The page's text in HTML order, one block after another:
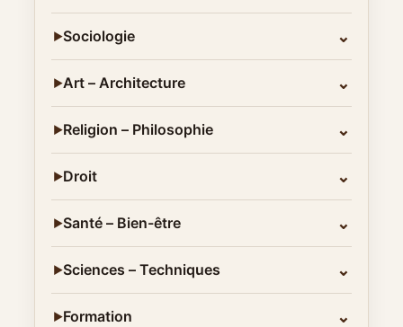
▶Sociologie ⌄
▶Art – Architecture ⌄
▶Religion – Philosophie ⌄
▶Droit ⌄
▶Santé – Bien-être ⌄
▶Sciences – Techniques ⌄
▶Formation ⌄